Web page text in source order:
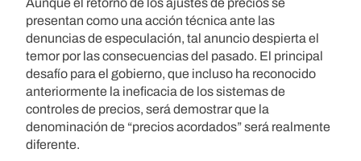
presentan como una acción técnica ante las
denuncias de especulación, tal anuncio despierta el
temor por las consecuencias del pasado. El principal
desafío para el gobierno, que incluso ha reconocido
anteriormente la ineficacia de los sistemas de
controles de precios, será demostrar que la
denominación de “precios acordados” será realmente
diferente.